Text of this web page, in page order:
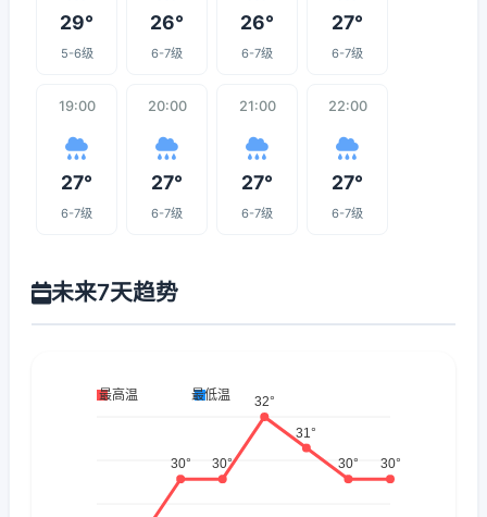
29°
5-6级
26°
6-7级
26°
6-7级
27°
6-7级
19:00
27°
6-7级
20:00
27°
6-7级
21:00
27°
6-7级
22:00
27°
6-7级
未来7天趋势